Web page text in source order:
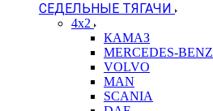
СЕДЕЛЬНЫЕ ТЯГАЧИ
4x2
КАМАЗ
MERCEDES-BENZ
VOLVO
MAN
SCANIA